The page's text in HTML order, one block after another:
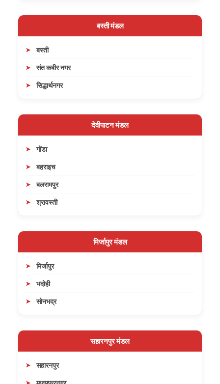
बस्ती मंडल
बस्ती
संत कबीर नगर
सिद्धार्थनगर
देवीपाटन मंडल
गोंडा
बहराइच
बलरामपुर
श्रावस्ती
मिर्जापुर मंडल
मिर्जापुर
भदोही
सोनभद्र
सहारनपुर मंडल
सहारनपुर